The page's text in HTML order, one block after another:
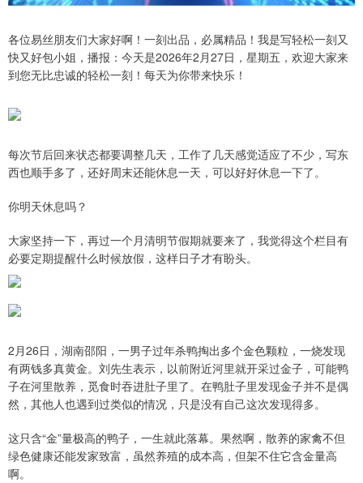
各位易丝朋友们大家好啊！一刻出品，必属精品！我是写轻松一刻又
快又好包小姐，播报：今天是2026年2月27日，星期五，欢迎大家来
到您无比忠诚的轻松一刻！每天为你带来快乐！
每次节后回来状态都要调整几天，工作了几天感觉适应了不少，写东
西也顺手多了，还好周末还能休息一天，可以好好休息一下了。
你明天休息吗？
大家坚持一下，再过一个月清明节假期就要来了，我觉得这个栏目有
必要定期提醒什么时候放假，这样日子才有盼头。
2月26日，湖南邵阳，一男子过年杀鸭掏出多个金色颗粒，一烧发现
有两钱多真黄金。刘先生表示，以前附近河里就开采过金子，可能鸭
子在河里散养，觅食时吞进肚子里了。在鸭肚子里发现金子并不是偶
然，其他人也遇到过类似的情况，只是没有自己这次发现得多。
这只含“金”量极高的鸭子，一生就此落幕。果然啊，散养的家禽不但
绿色健康还能发家致富，虽然养殖的成本高，但架不住它含金量高
啊。